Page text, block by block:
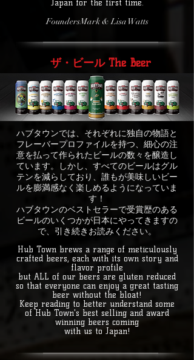
Japan for the first time.
FoundersMark & Lisa Watts
ザ・ビール The Beer
ハブタウンでは、それぞれに独自の物語と
フレーバープロファイルを持つ、細心の注
意を払って作られたビールの数々を醸造し
ています。しかし、すべてのビールはグル
テンを減らしており、誰もが美味しいビー
ルを膨満感なく楽しめるようになっていま
す！
ハブタウンのベストセラーで受賞歴のある
ビールのいくつかが日本にやってきますの
で、引き続きお読みください。
Hub Town brews a range of meticulously
crafted beers, each with its own story and
flavor profile
but ALL of our beers are gluten reduced
so that everyone can enjoy a great tasting
beer without the bloat!
Keep reading to better understand some
of Hub Town's best selling and award
winning beers coming
with us to Japan!